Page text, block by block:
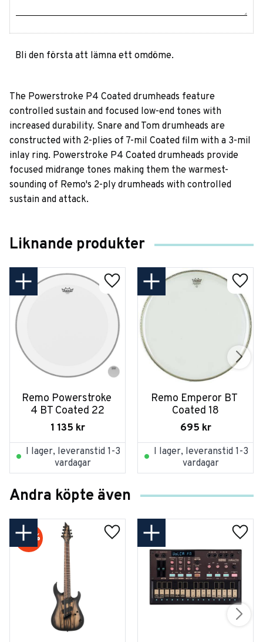
Bli den första att lämna ett omdöme.
The Powerstroke P4 Coated drumheads feature
controlled sustain and focused low-end tones with
increased durability. Snare and Tom drumheads are
constructed with 2-plies of 7-mil Coated film with a 3-mil
inlay ring. Powerstroke P4 Coated drumheads provide
focused midrange tones making them the warmest-
sounding of Remo's 2-ply drumheads with controlled
sustain and attack.
Liknande produkter
Remo Powerstroke
4 BT Coated 22
1 135 kr
I lager, leveranstid 1-3
vardagar
Remo Emperor BT
Coated 18
695 kr
I lager, leveranstid 1-3
vardagar
Andra köpte även
20 %